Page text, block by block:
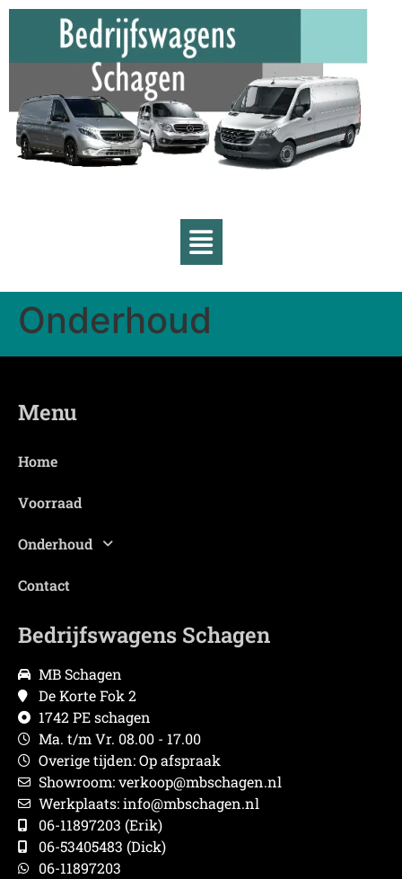
Onderhoud
Menu
Home
Voorraad
Onderhoud
Contact
Bedrijfswagens Schagen
MB Schagen
De Korte Fok 2
1742 PE schagen
Ma. t/m Vr. 08.00 - 17.00
Overige tijden: Op afspraak
Showroom: verkoop@mbschagen.nl
Werkplaats: info@mbschagen.nl
06-11897203 (Erik)
06-53405483 (Dick)
06-11897203